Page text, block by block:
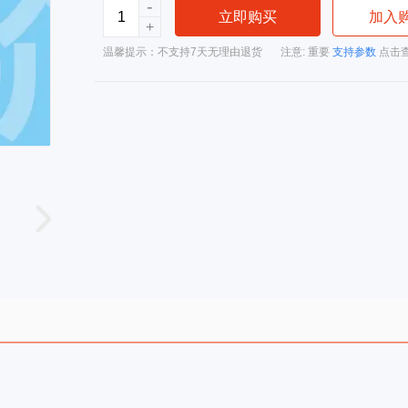
+
-
立即购买 加入
温馨提示：不支持7天无理由退货 注意: 重要 支持参数 点击